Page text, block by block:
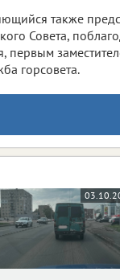
также
Совета,
первым
горсовета.